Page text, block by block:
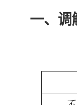
一、调